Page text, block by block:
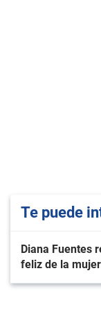
Te puede
Diana Fuentes
feliz de la